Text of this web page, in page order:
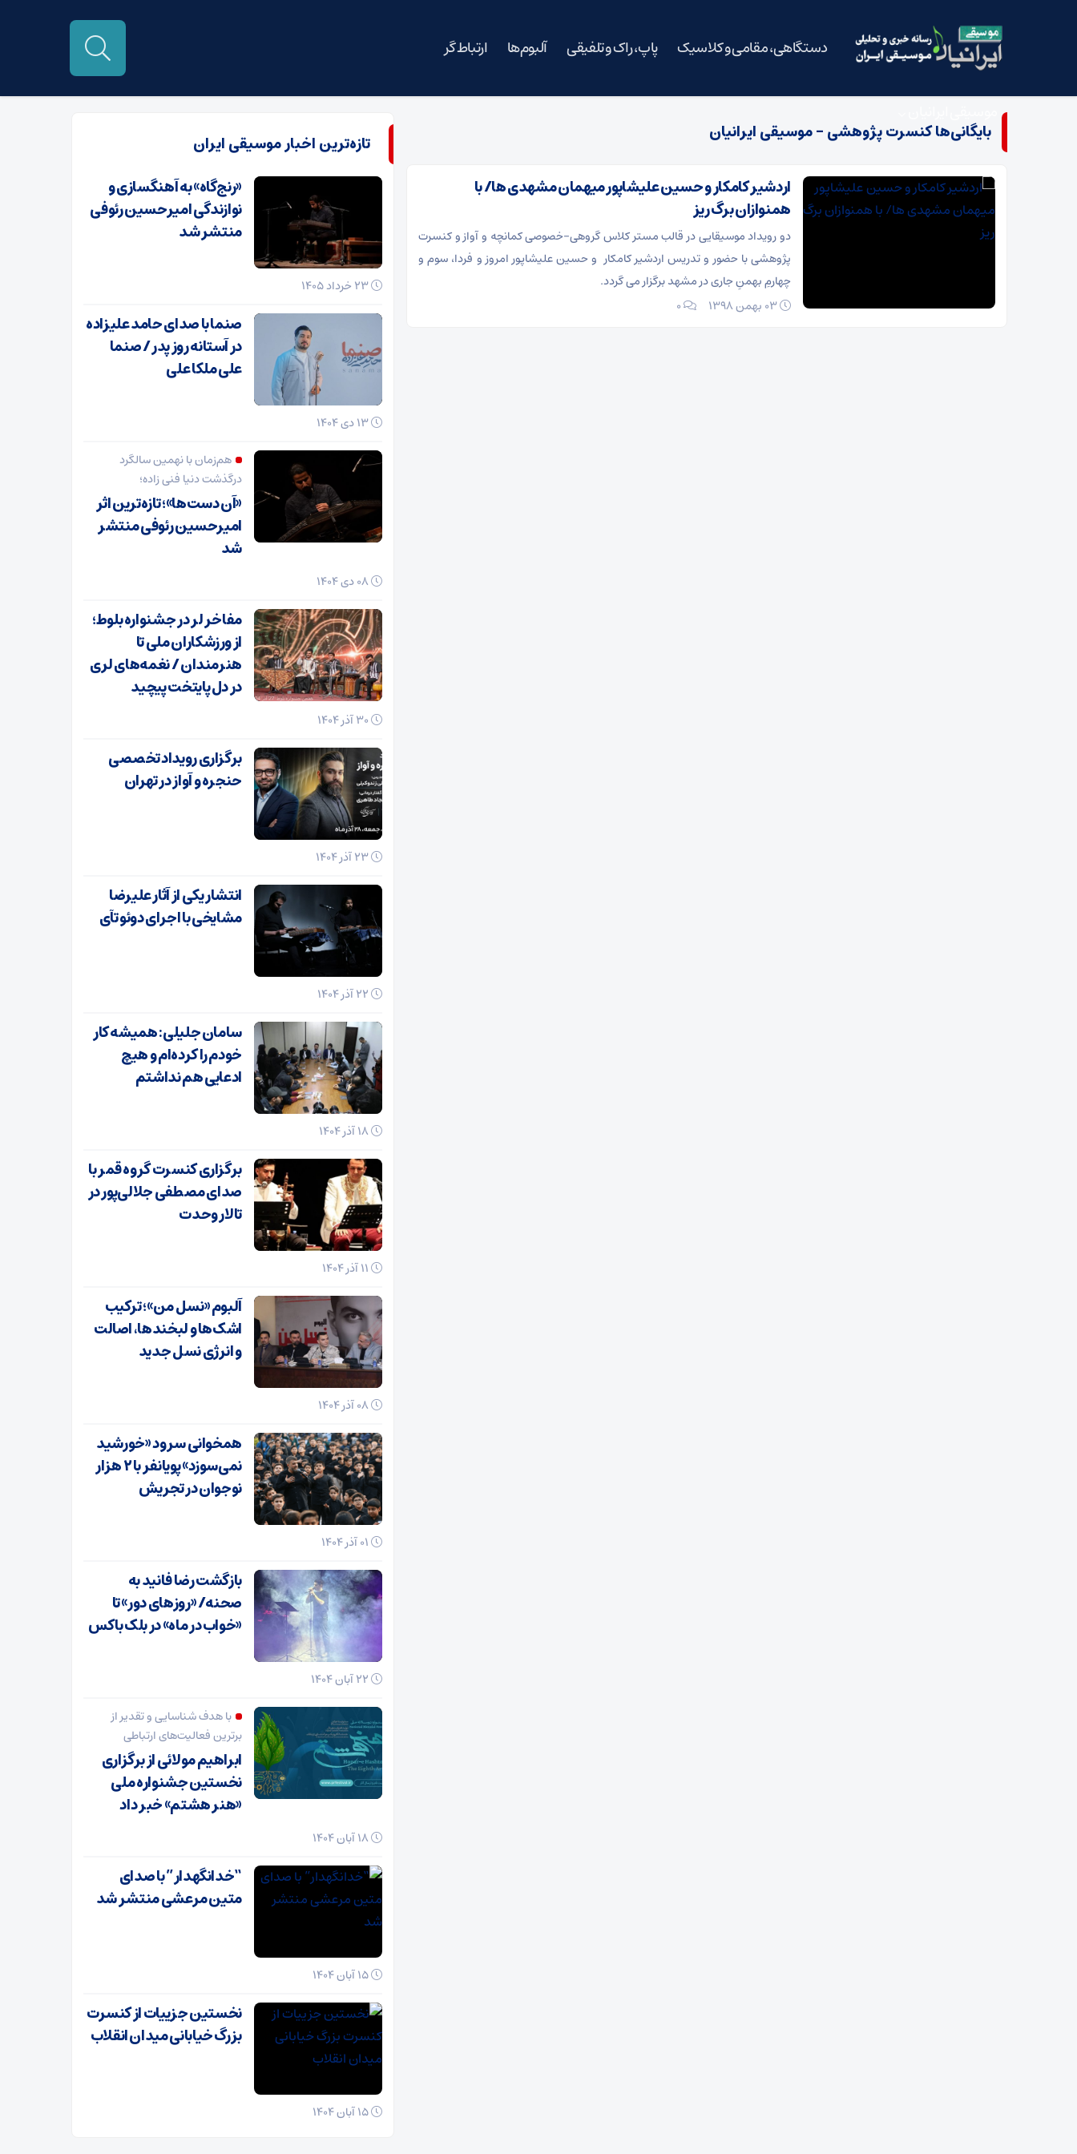
دستگاهی، مقامی و کلاسیک پاپ، راک و تلفیقی آلبوم‌ها ارتباط گر
بایگانی‌ها کنسرت پژوهشی - موسیقی ایرانیان
اردشیر کامکار و حسین علیشاپور میهمان مشهدی ها/ با
همنوازان برگ ریز
دو رویداد موسیقایی در قالب مستر کلاس گروهی-خصوصی کمانچه و آواز و کنسرت
پژوهشی با حضور و تدریس اردشیر کامکار و حسین علیشاپور امروز و فردا، سوم و
چهارمِ بهمنِ جاری در مشهد برگزار می گردد.
۰
تازه‌ترین اخبار موسیقی ایران
«رنج‌گاه» به آهنگسازی و
نوازندگی امیرحسین رئوفی
منتشر شد
صنما با صدای حامد علیزاده
در آستانه روز پدر / صنما
علی ملکا علی
هم‌زمان با نهمین سالگرد
درگذشت دنیا فنی زاده؛
«آن دست‌ها»؛ تازه‌ترین اثر
امیرحسین رئوفی منتشر
شد
مفاخر لر در جشنواره بلوط؛
از ورزشکاران ملی تا
هنرمندان / نغمه‌های لری
در دل پایتخت پیچید
برگزاری رویداد تخصصی
حنجره و آواز در تهران
انتشار یکی از آثار علیرضا
مشایخی با اجرای دوئو تآی
سامان جلیلی: همیشه کار
خودم را کرده‌ام و هیچ
ادعایی هم نداشتم
برگزاری کنسرت گروه قمر با
صدای مصطفی جلالی‌پور در
تالار وحدت
آلبوم «نسل من»؛ ترکیب
اشک‌ها و لبخندها، اصالت
و انرژی نسل جدید
همخوانی سرود «خورشید
نمی‌سوزد» پویانفر با ۲ هزار
نوجوان در تجریش
بازگشت رضا فانید به
صحنه/ «روزهای دور» تا
«خواب در ماه» در بلک باکس
با هدف شناسایی و تقدیر از
برترین فعالیت‌های ارتباطی
ابراهیم مولائی از برگزاری
نخستین جشنواره ملی
«هنر هشتم» خبر داد
“خدانگهدار” با صدای
متین مرعشی منتشر شد
نخستین جزییات از کنسرت
بزرگ خیابانی میدان انقلاب